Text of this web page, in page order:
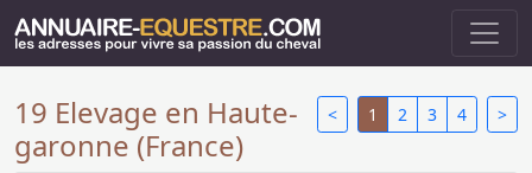
< 1 2 3 4 >
19 Elevage en Haute-
garonne (France)